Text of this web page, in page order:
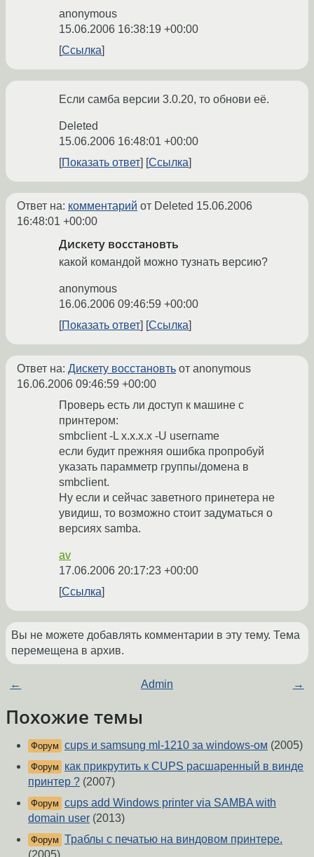
anonymous
15.06.2006 16:38:19 +00:00
Ссылка
Если самба версии 3.0.20, то обнови её.
Deleted
15.06.2006 16:48:01 +00:00
Показать ответ
Ссылка
Ответ на: комментарий от Deleted 15.06.2006
16:48:01 +00:00
Дискету восстановть
какой командой можно тузнать версию?
anonymous
16.06.2006 09:46:59 +00:00
Показать ответ
Ссылка
Ответ на: Дискету восстановть от anonymous
16.06.2006 09:46:59 +00:00
Проверь есть ли доступ к машине с
принтером:
smbclient -L x.x.x.x -U username
если будит прежняя ошибка пропробуй
указать парамметр группы/домена в
smbclient.
Ну если и сейчас заветного принетера не
увидиш, то возможно стоит задуматься о
версиях samba.
av
17.06.2006 20:17:23 +00:00
Ссылка
Вы не можете добавлять комментарии в эту тему. Тема
перемещена в архив.
← Admin →
Похожие темы
Форум cups и samsung ml-1210 за windows-ом (2005)
Форум
как прикрутить к CUPS расшаренный в винде
принтер ? (2007)
Форум cups add Windows printer via SAMBA with
domain user (2013)
Форум Траблы с печатью на виндовом принтере.
(2005)